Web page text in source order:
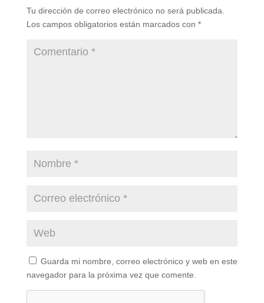
Tu dirección de correo electrónico no será publicada.
Los campos obligatorios están marcados con *
Guarda mi nombre, correo electrónico y web en este
navegador para la próxima vez que comente.